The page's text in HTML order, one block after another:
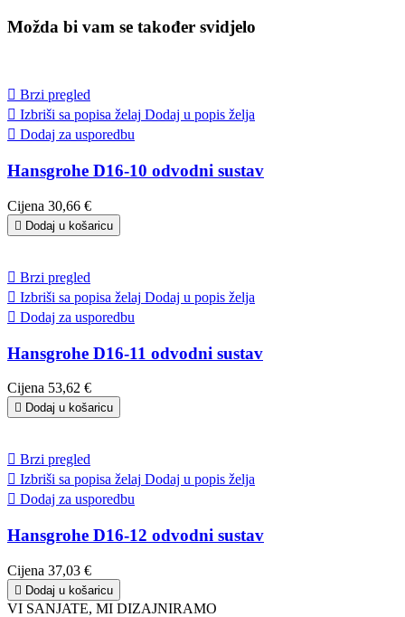
Možda bi vam se također svidjelo
 Brzi pregled
 Izbriši sa popisa želaj Dodaj u popis želja
 Dodaj za usporedbu
Hansgrohe D16-10 odvodni sustav
Cijena 30,66 €
 Dodaj u košaricu
 Brzi pregled
 Izbriši sa popisa želaj Dodaj u popis želja
 Dodaj za usporedbu
Hansgrohe D16-11 odvodni sustav
Cijena 53,62 €
 Dodaj u košaricu
 Brzi pregled
 Izbriši sa popisa želaj Dodaj u popis želja
 Dodaj za usporedbu
Hansgrohe D16-12 odvodni sustav
Cijena 37,03 €
 Dodaj u košaricu
VI SANJATE, MI DIZAJNIRAMO